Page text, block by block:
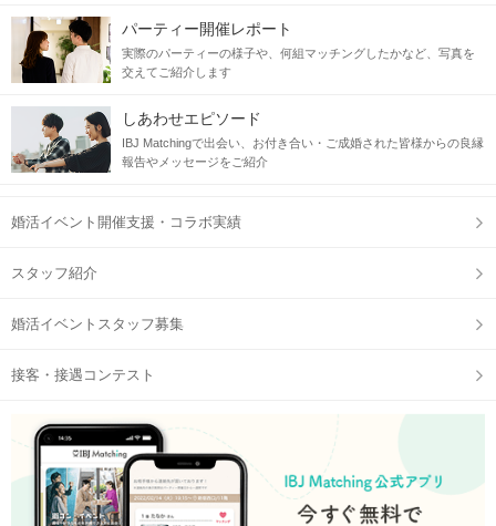
パーティー開催レポート
実際のパーティーの様子や、何組マッチングしたかなど、写真を
交えてご紹介します
しあわせエピソード
IBJ Matchingで出会い、お付き合い・ご成婚された皆様からの良縁
報告やメッセージをご紹介
婚活イベント開催支援・コラボ実績
スタッフ紹介
婚活イベントスタッフ募集
接客・接遇コンテスト